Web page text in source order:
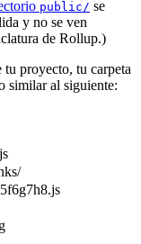
public/ se
y no se ven
de Rollup.)
proyecto, tu carpeta
similar al siguiente: